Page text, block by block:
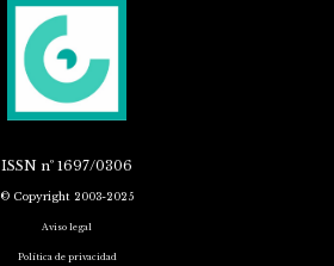
ISSN nº 1697/0306
© Copyright 2003-2025
Aviso legal
Política de privacidad